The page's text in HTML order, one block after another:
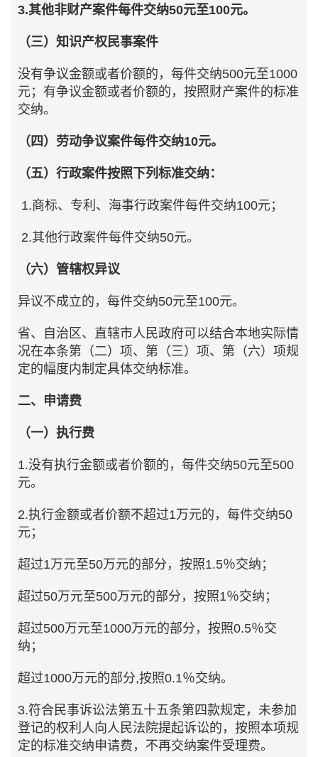
3.其他非财产案件每件交纳50元至100元。
（三）知识产权民事案件
没有争议金额或者价额的，每件交纳500元至1000
元；有争议金额或者价额的，按照财产案件的标准
交纳。
（四）劳动争议案件每件交纳10元。
（五）行政案件按照下列标准交纳：
1.商标、专利、海事行政案件每件交纳100元；
2.其他行政案件每件交纳50元。
（六）管辖权异议
异议不成立的，每件交纳50元至100元。
省、自治区、直辖市人民政府可以结合本地实际情
况在本条第（二）项、第（三）项、第（六）项规
定的幅度内制定具体交纳标准。
二、申请费
（一）执行费
1.没有执行金额或者价额的，每件交纳50元至500
元。
2.执行金额或者价额不超过1万元的，每件交纳50
元；
超过1万元至50万元的部分，按照1.5％交纳；
超过50万元至500万元的部分，按照1％交纳；
超过500万元至1000万元的部分，按照0.5％交
纳；
超过1000万元的部分,按照0.1％交纳。
3.符合民事诉讼法第五十五条第四款规定，未参加
登记的权利人向人民法院提起诉讼的，按照本项规
定的标准交纳申请费，不再交纳案件受理费。